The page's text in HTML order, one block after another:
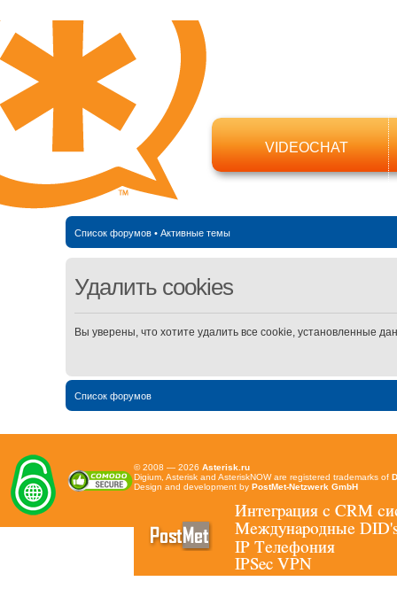
VIDEOCHAT
Список форумов• Активные темы
Удалить cookies
Вы уверены, что хотите удалить все cookie, установленные
Список форумов
© 2008 — 2026 Asterisk.ru
Digium, Asterisk and AsteriskNOW are registered trademarks of
Design and development by PostMet-Netzwerk GmbH